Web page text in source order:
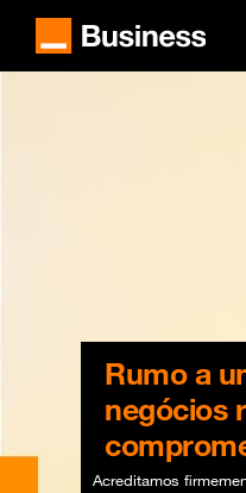
Rumo a
negócios
Acreditamos